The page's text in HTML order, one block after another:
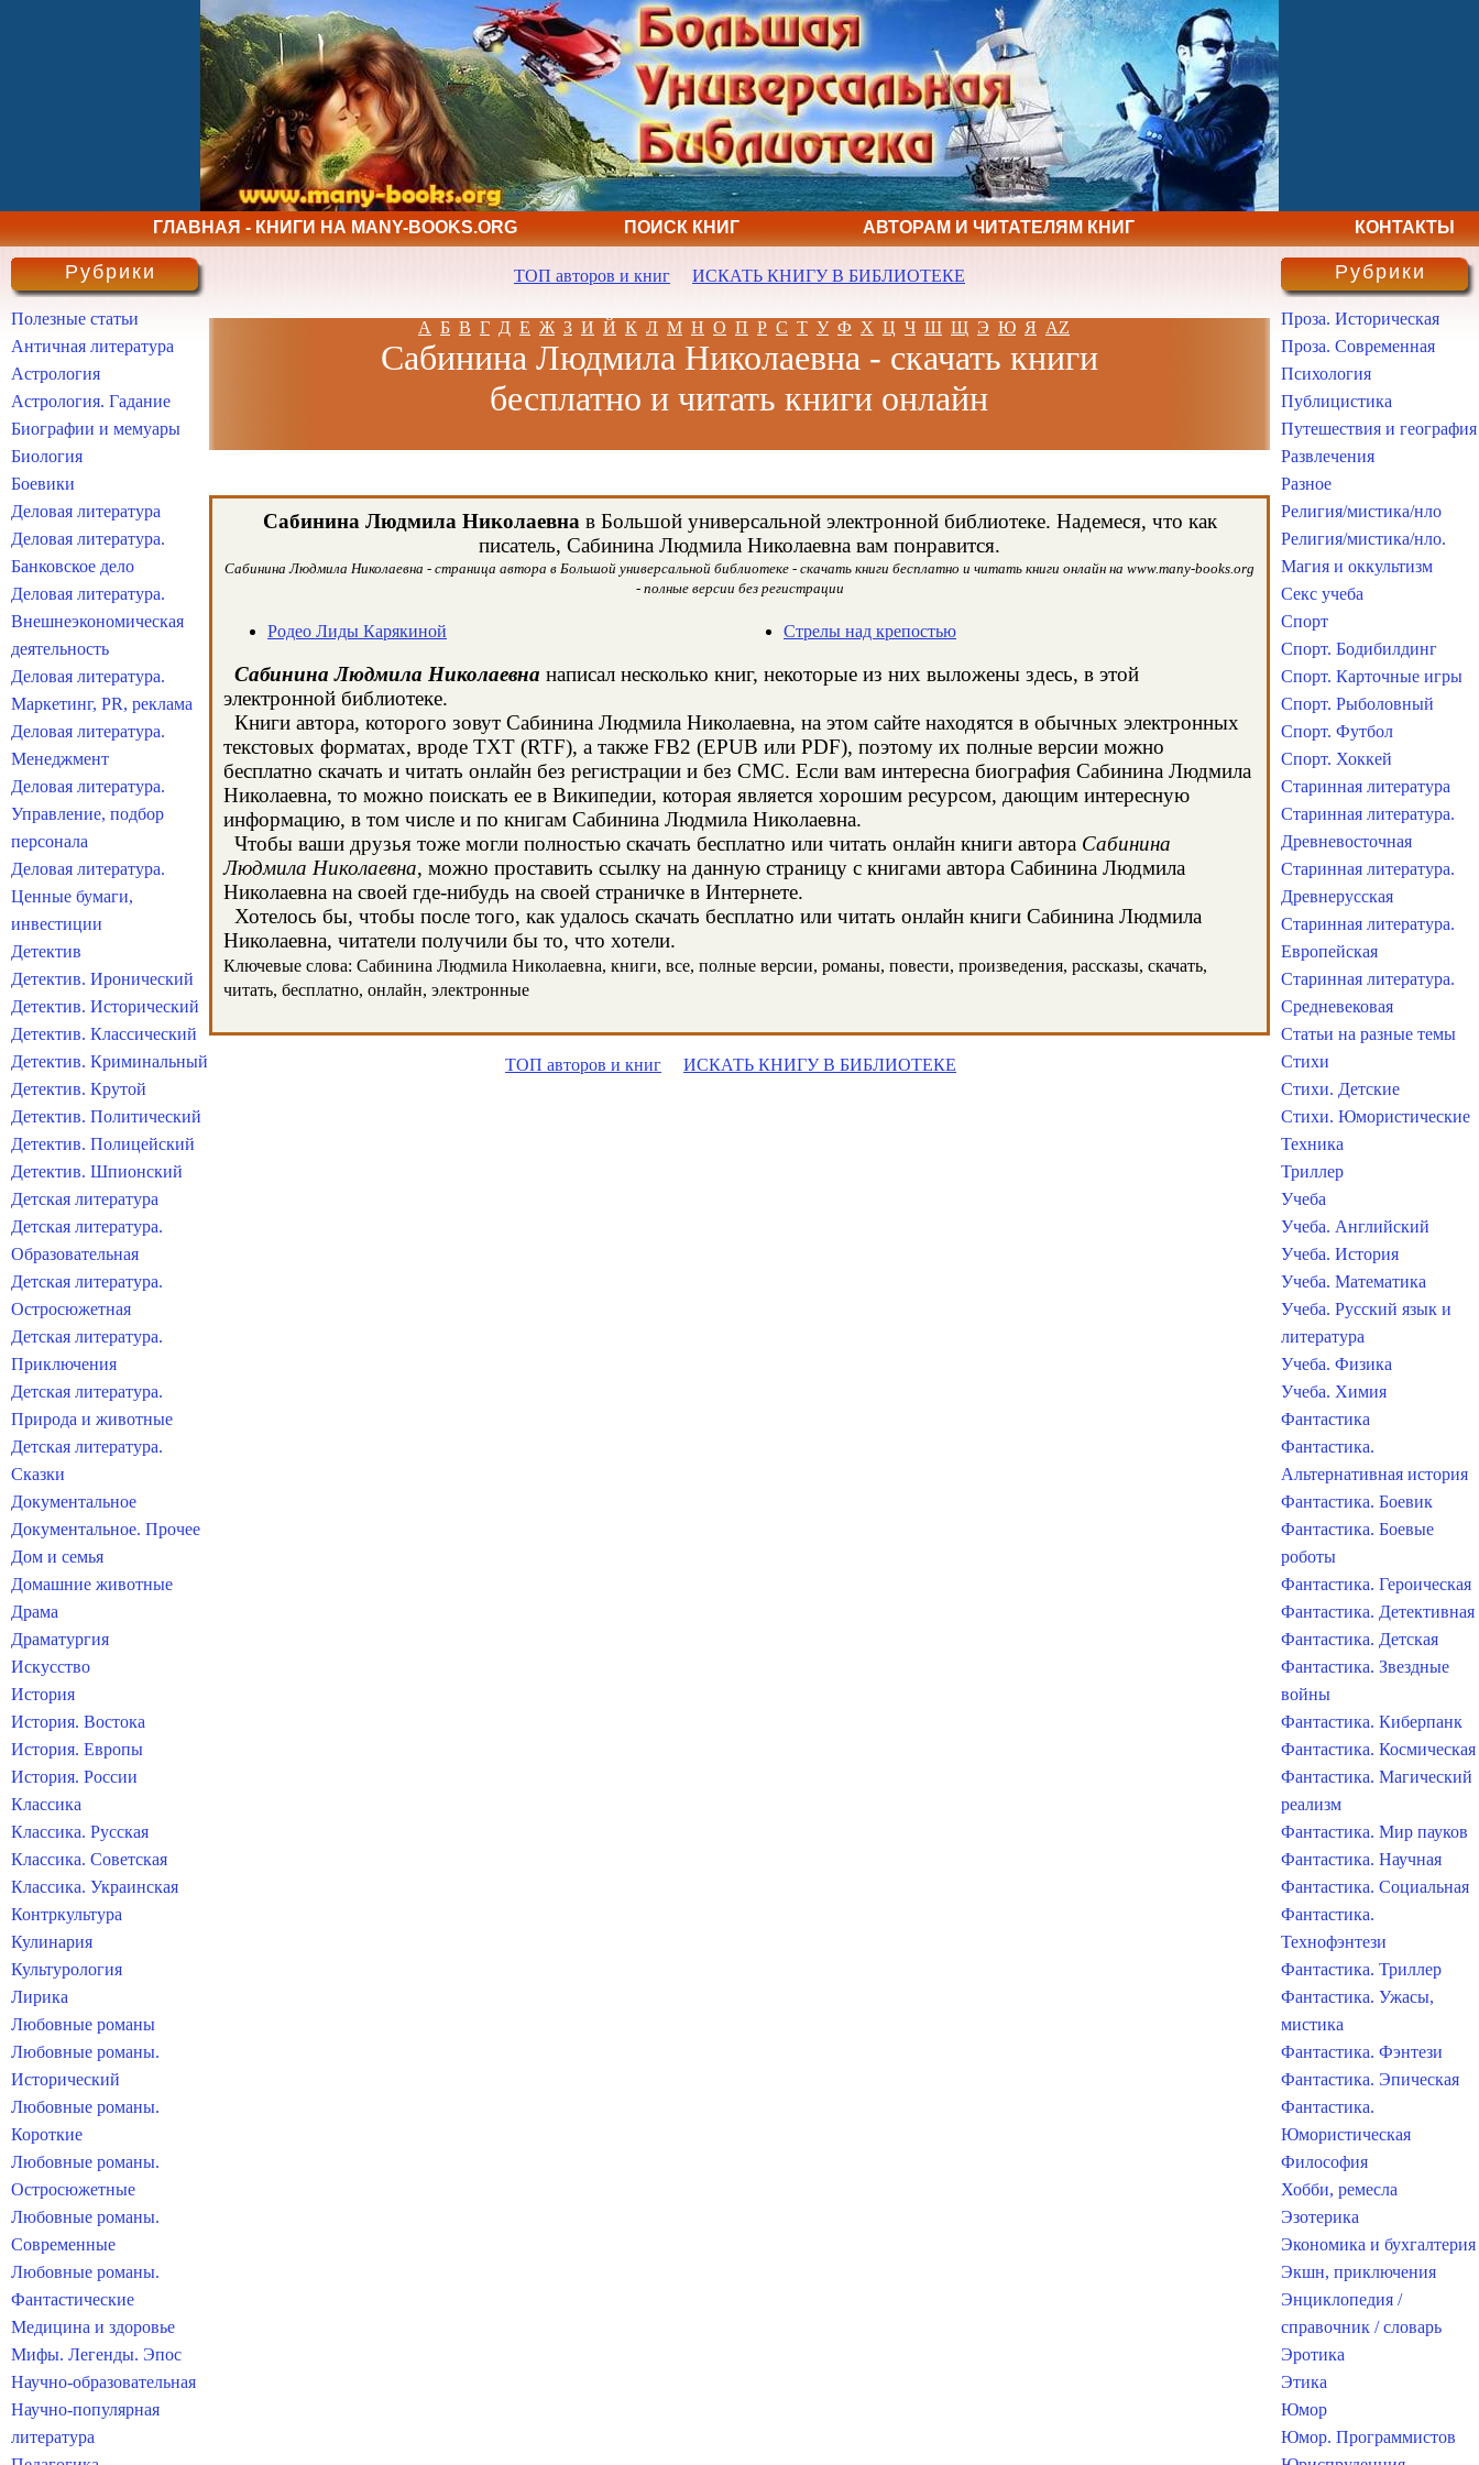
ГЛАВНАЯ - КНИГИ НА MANY-BOOKS.ORG ПОИСК КНИГ АВТОРАМ И ЧИТАТЕЛЯМ КНИГ КОНТАКТЫ
ТОП авторов и книг ИСКАТЬ КНИГУ В БИБЛИОТЕКЕ
А Б В Г Д Е Ж З И Й К Л М Н О П Р С Т У Ф Х Ц Ч Ш Щ Э Ю Я AZ
Сабинина Людмила Николаевна - скачать книги
бесплатно и читать книги онлайн
Сабинина Людмила Николаевна в Большой универсальной электронной библиотеке. Надемеся, что как
писатель, Сабинина Людмила Николаевна вам понравится.
Сабинина Людмила Николаевна - страница автора в Большой универсальной библиотеке - скачать книги бесплатно и читать книги онлайн на www.many-books.org
- полные версии без регистрации
Родео Лиды Карякиной Стрелы над крепостью
Сабинина Людмила Николаевна написал несколько книг, некоторые из них выложены здесь, в этой
электронной библиотеке.
Книги автора, которого зовут Сабинина Людмила Николаевна, на этом сайте находятся в обычных электронных
текстовых форматах, вроде TXT (RTF), а также FB2 (EPUB или PDF), поэтому их полные версии можно
бесплатно скачать и читать онлайн без регистрации и без СМС. Если вам интересна биография Сабинина Людмила
Николаевна, то можно поискать ее в Википедии, которая является хорошим ресурсом, дающим интересную
информацию, в том числе и по книгам Сабинина Людмила Николаевна.
Чтобы ваши друзья тоже могли полностью скачать бесплатно или читать онлайн книги автора Сабинина
Людмила Николаевна, можно проставить ссылку на данную страницу с книгами автора Сабинина Людмила
Николаевна на своей где-нибудь на своей страничке в Интернете.
Хотелось бы, чтобы после того, как удалось скачать бесплатно или читать онлайн книги Сабинина Людмила
Николаевна, читатели получили бы то, что хотели.
Ключевые слова: Сабинина Людмила Николаевна, книги, все, полные версии, романы, повести, произведения, рассказы, скачать,
читать, бесплатно, онлайн, электронные
ТОП авторов и книг ИСКАТЬ КНИГУ В БИБЛИОТЕКЕ
Рубрики
Полезные статьи
Античная литература
Астрология
Астрология. Гадание
Биографии и мемуары
Биология
Боевики
Деловая литература
Деловая литература.
Банковское дело
Деловая литература.
Внешнеэкономическая
деятельность
Деловая литература.
Маркетинг, PR, реклама
Деловая литература.
Менеджмент
Деловая литература.
Управление, подбор
персонала
Деловая литература.
Ценные бумаги,
инвестиции
Детектив
Детектив. Иронический
Детектив. Исторический
Детектив. Классический
Детектив. Криминальный
Детектив. Крутой
Детектив. Политический
Детектив. Полицейский
Детектив. Шпионский
Детская литература
Детская литература.
Образовательная
Детская литература.
Остросюжетная
Детская литература.
Приключения
Детская литература.
Природа и животные
Детская литература.
Сказки
Документальное
Документальное. Прочее
Дом и семья
Домашние животные
Драма
Драматургия
Искусство
История
История. Востока
История. Европы
История. России
Классика
Классика. Русская
Классика. Советская
Классика. Украинская
Контркультура
Кулинария
Культурология
Лирика
Любовные романы
Любовные романы.
Исторический
Любовные романы.
Короткие
Любовные романы.
Остросюжетные
Любовные романы.
Современные
Любовные романы.
Фантастические
Медицина и здоровье
Мифы. Легенды. Эпос
Научно-образовательная
Научно-популярная
литература
Рубрики
Проза. Историческая
Проза. Современная
Психология
Публицистика
Путешествия и география
Развлечения
Разное
Религия/мистика/нло
Религия/мистика/нло.
Магия и оккультизм
Секс учеба
Спорт
Спорт. Бодибилдинг
Спорт. Карточные игры
Спорт. Рыболовный
Спорт. Футбол
Спорт. Хоккей
Старинная литература
Старинная литература.
Древневосточная
Старинная литература.
Древнерусская
Старинная литература.
Европейская
Старинная литература.
Средневековая
Статьи на разные темы
Стихи
Стихи. Детские
Стихи. Юмористические
Техника
Триллер
Учеба
Учеба. Английский
Учеба. История
Учеба. Математика
Учеба. Русский язык и
литература
Учеба. Физика
Учеба. Химия
Фантастика
Фантастика.
Альтернативная история
Фантастика. Боевик
Фантастика. Боевые
роботы
Фантастика. Героическая
Фантастика. Детективная
Фантастика. Детская
Фантастика. Звездные
войны
Фантастика. Киберпанк
Фантастика. Космическая
Фантастика. Магический
реализм
Фантастика. Мир пауков
Фантастика. Научная
Фантастика. Социальная
Фантастика.
Технофэнтези
Фантастика. Триллер
Фантастика. Ужасы,
мистика
Фантастика. Фэнтези
Фантастика. Эпическая
Фантастика.
Юмористическая
Философия
Хобби, ремесла
Эзотерика
Экономика и бухгалтерия
Экшн, приключения
Энциклопедия /
справочник / словарь
Эротика
Этика
Юмор
Юмор. Программистов